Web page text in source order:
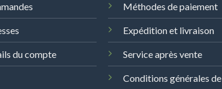
du compte
Méthodes de paiement
Expédition et livraison
Service après vente
Conditions générales de